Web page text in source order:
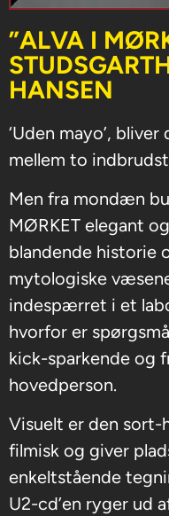
”ALVA I
HANSEN
‘Uden mayo’,
mellem to
Men fra mondæn
MØRKET elegant
blandende historie
mytologiske
indespærret i et
hvorfor er
kick-sparkende og
hovedperson.
Visuelt er den sort-
filmisk og giver
enkeltstående
U2-cd’en ryger ud